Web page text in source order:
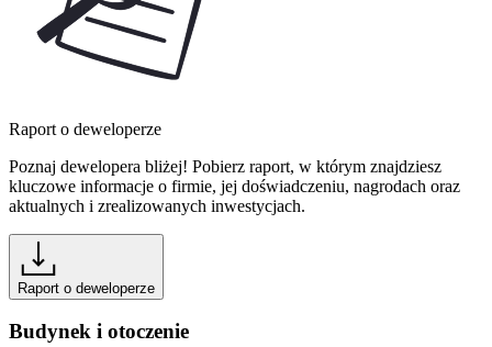
Raport o deweloperze
Poznaj dewelopera bliżej! Pobierz raport, w którym znajdziesz
kluczowe informacje o firmie, jej doświadczeniu, nagrodach oraz
aktualnych i zrealizowanych inwestycjach.
Raport o deweloperze
Budynek i otoczenie